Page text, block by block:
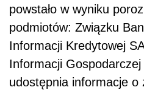
powstało w wyniku
podmiotów: Związku
Informacji Kredytowej
Informacji
udostępnia informacje o